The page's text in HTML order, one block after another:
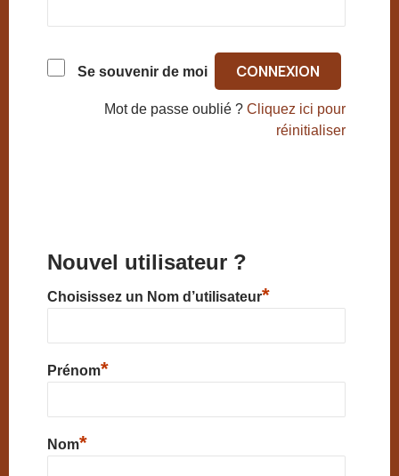
Se souvenir de moi
Mot de passe oublié ?Cliquez ici pour
réinitialiser
Nouvel utilisateur ?
Choisissez un Nom d’utilisateur*
Prénom*
Nom*